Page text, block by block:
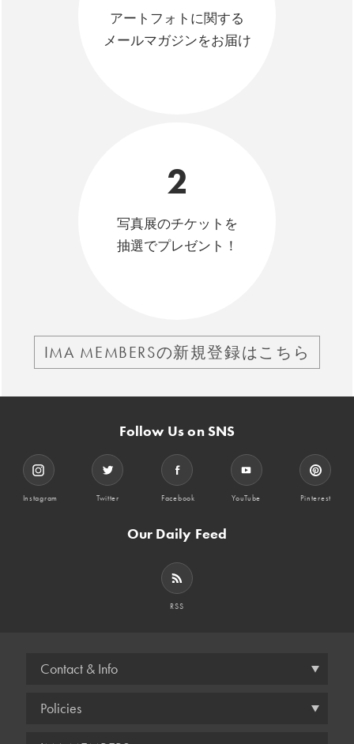
アートフォトに関する
メールマガジンをお届け
2
写真展のチケットを
抽選でプレゼント！
IMA MEMBERSの新規登録はこちら
Follow Us on SNS
Instagram Twitter Facebook YouTube Pinterest
Our Daily Feed
RSS
Contact & Info
Policies